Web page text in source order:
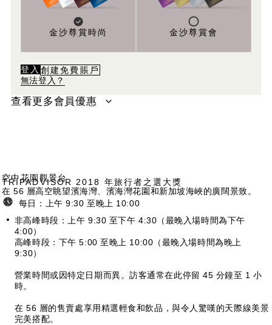
金沙尊賞時尚 金沙尊賞會
登入 創建免費賬戶
無法登入？
查看更多會員優惠
空中花園觀景台
TRIPADVISOR 2018 年旅行者之選大獎
在 56 層高空眺望濱海灣、濱海灣花園和新加坡海峽的廣闊景致。
每日：上午 9:30 至晚上 10:00
非高峰時段：上午 9:30 至下午 4:30（最晚入場時間為下午
4:00）
高峰時段：下午 5:00 至晚上 10:00（最晚入場時間為晚上
9:30）
營業時間或因特定日期而異。訪客通常在此停留 45 分鐘至 1 小
時。
在 56 層的售賣處享用精選輕食和飲品，與令人驚嘆的天際線美景
完美搭配。